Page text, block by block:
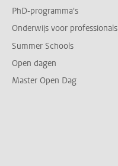
PhD-programma's
Onderwijs voor professionals
Summer Schools
Open dagen
Master Open Dag